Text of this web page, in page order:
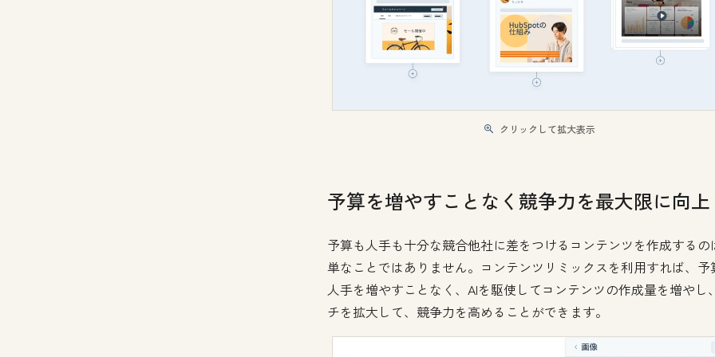
クリックして拡大表示
予算を増やすことなく競争力を最大限に向上
予算も人手も十分な競合他社に差をつけるコンテンツを作成するの
単なことではありません。コンテンツリミックスを利用すれば、予
人手を増やすことなく、AIを駆使してコンテンツの作成量を増やし
チを拡大して、競争力を高めることができます。